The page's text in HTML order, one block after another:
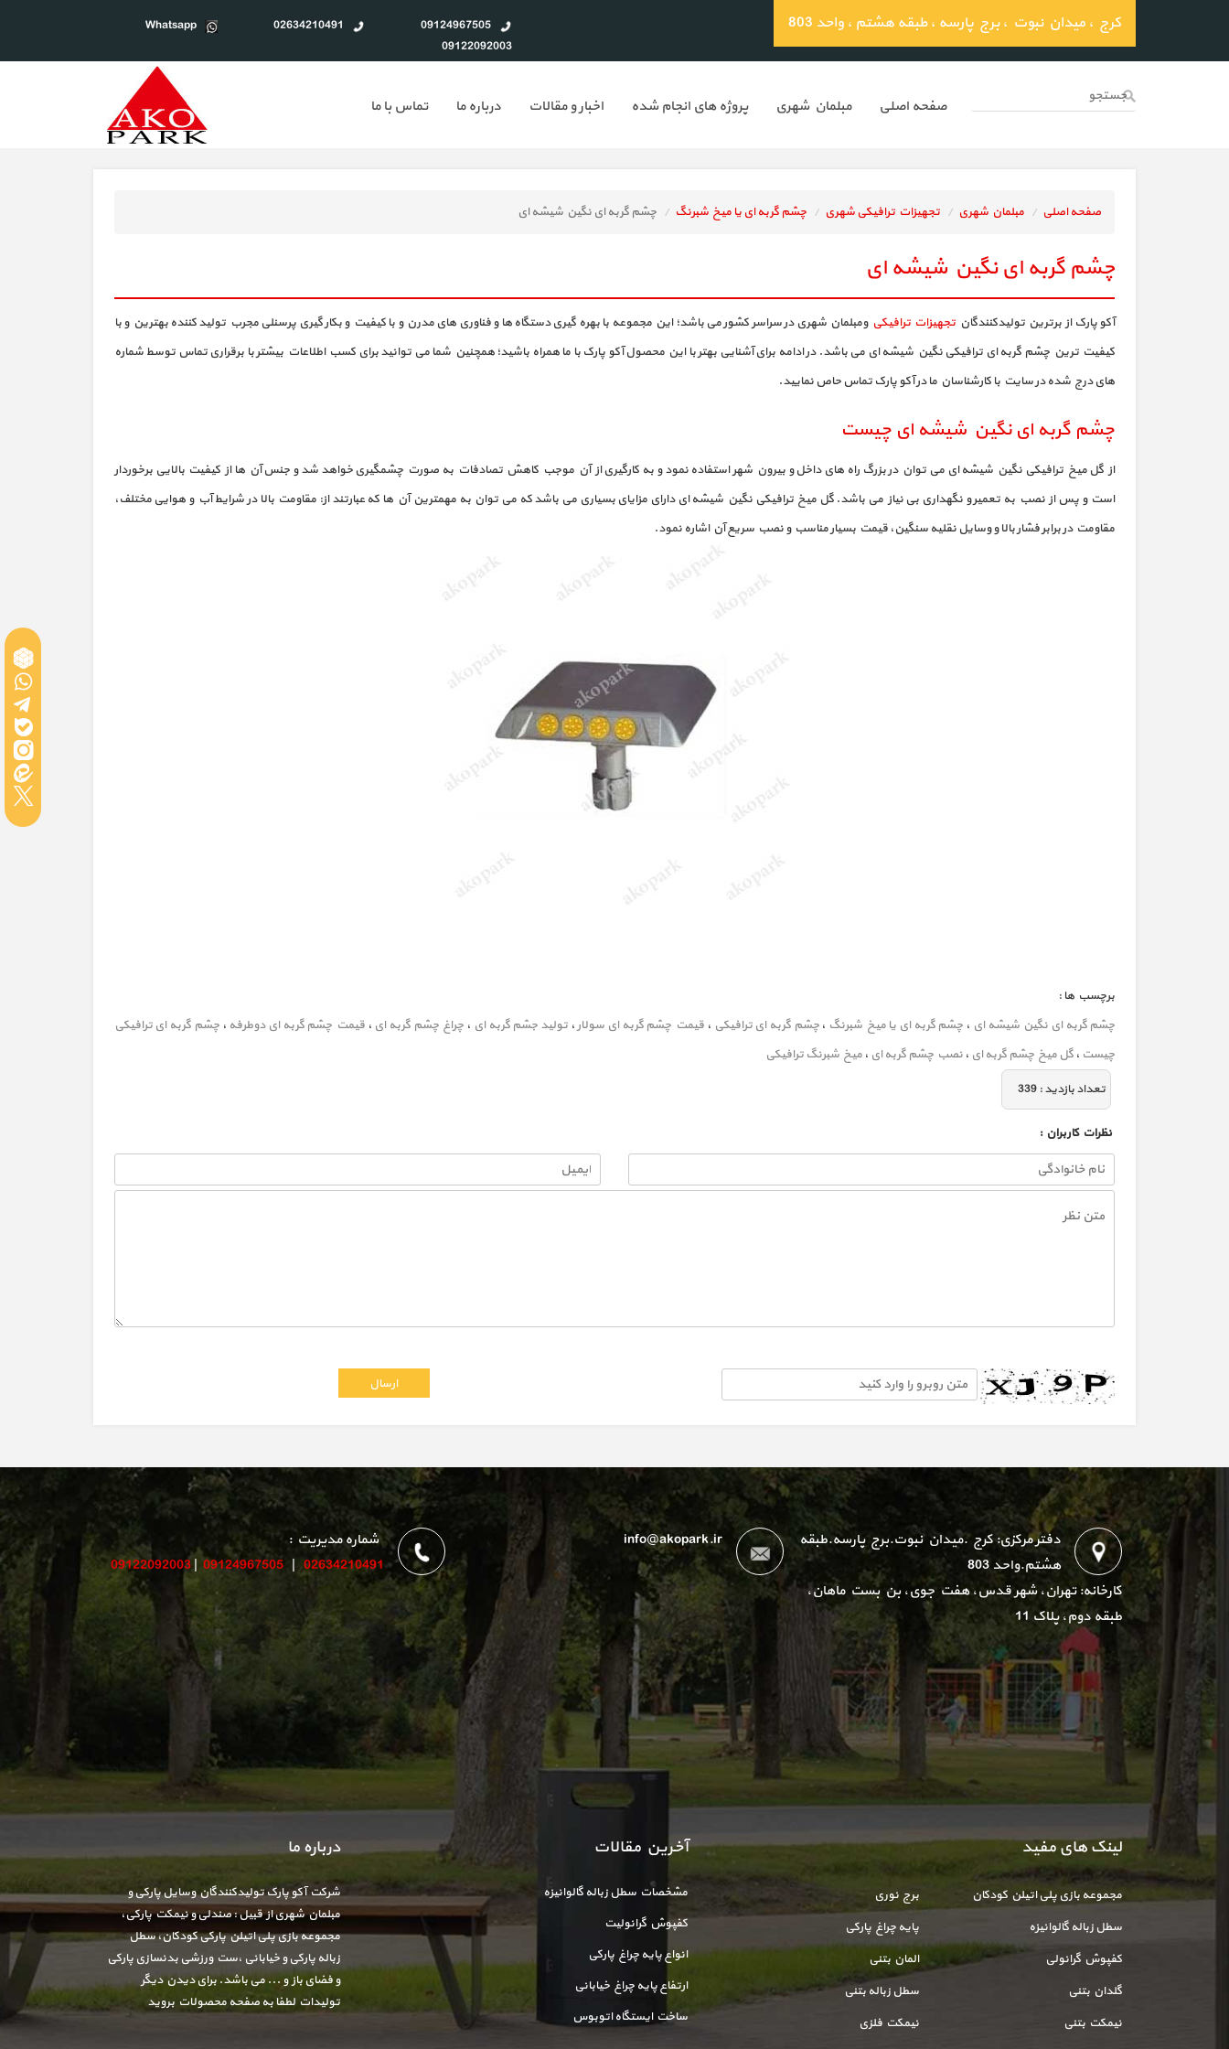
کرج ، میدان نبوت ، برج پارسه ، طبقه هشتم ، واحد 803
09124967505
09122092003
02634210491
Whatsapp
صفحه اصلي مبلمان شهری پروژه های انجام شده اخبار و مقالات درباره ما تماس با ما
صفحه اصلی مبلمان شهری تجهیزات ترافیکی شهری چشم گربه ای یا میخ شبرنگ چشم گربه ای نگین شیشه ای
چشم گربه ای نگین شیشه ای
آکو پارک از برترین تولیدکنندگان تجهیزات ترافیکی ومبلمان شهری در سراسر کشور می باشد؛ این مجموعه با بهره گیری دستگاه ها و فناوری های مدرن و با کیفیت و بکار گیری پرسنلی مجرب تولید کننده بهترین و با
کیفیت ترین چشم گربه ای ترافیکی نگین شیشه ای می باشد. در ادامه برای آشنایی بهتر با این محصول آکو پارک با ما همراه باشید؛ همچنین شما می توانید برای کسب اطلاعات بیشتر با برقراری تماس توسط شماره
های درج شده در سایت با کارشناسان ما در آکو پارک تماس حاص نمایید.
چشم گربه ای نگین شیشه ای چیست
از گل میخ ترافیکی نگین شیشه ای می توان در بزرگ راه های داخل و بیرون شهر استفاده نمود و به کارگیری از آن موجب کاهش تصادفات به صورت چشمگیری خواهد شد و جنس آن ها از کیفیت بالایی برخوردار
است و پس از نصب به تعمیر و نگهداری بی نیاز می باشد. گل میخ ترافیکی نگین شیشه ای دارای مزایای بسیاری می باشد که می توان به مهمترین آن ها که عبارتند از: مقاومت بالا در شرایط آب و هوایی مختلف،
مقاومت در برابر فشار بالا و وسایل نقلیه سنگین، قیمت بسیار مناسب و نصب سریع آن اشاره نمود.
برچسب ها :
چشم گربه ای نگین شیشه ای ، چشم گربه ای یا میخ شبرنگ ،چشم گربه ای ترافیکی ، قیمت چشم گربه ای سولار،تولید جشم گربه ای ، چراغ چشم گربه ای ، قیمت چشم گربه ای دوطرفه ،چشم گربه ای ترافیکی
چیست ، گل میخ چشم گربه ای ، نصب چشم گربه ای ، میخ شبرنگ ترافیکی
تعداد بازديد : 339
نظرات كاربران :
دفتر مرکزی: کرج .میدان نبوت.برج پارسه.طبقه
هشتم.واحد 803
کارخانه: تهران، شهر قدس، هفت جوی، بن بست ماهان،
طبقه دوم، پلاک 11
info@akopark.ir
شماره مدیریت :
02634210491
|
09124967505
|
09122092003
لینک های مفید
مجموعه بازی پلی اتیلن کودکان
برج نوری
سطل زباله گالوانیزه
پایه چراغ پارکی
کفپوش گرانولی
المان بتنی
گلدان بتنی
سطل زباله بتنی
نیمکت بتنی
نیمکت فلزی
آخرین مقالات
مشخصات سطل زباله گالوانیزه
کفپوش گرانولیت
انواع پایه چراغ پارکی
ارتفاع پایه چراغ خیابانی
ساخت ایستگاه اتوبوس
درباره ما
شرکت آکو پارک تولیدکنندگان وسایل پارکی و
مبلمان شهری از قبیل : صندلی و نیمکت پارکی،
مجموعه بازی پلی اتیلن پارکی کودکان، سطل
زباله پارکی و خیابانی ،ست ورزشی بدنسازی پارکی
و فضای باز و ... می باشد. برای دیدن دیگر
تولیدات لطفا به صفحه محصولات بروید